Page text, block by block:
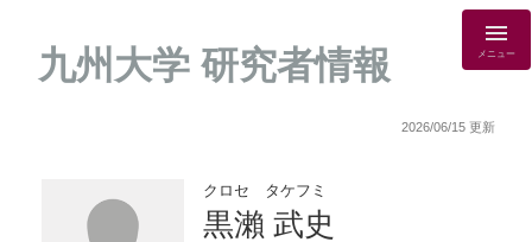
九州大学 研究者情報 メニュー
2026/06/15 更新
クロセ タケフミ
黒瀨 武史